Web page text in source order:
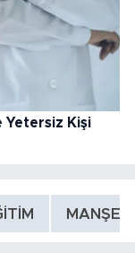
Yetersiz Kişi
MANŞET